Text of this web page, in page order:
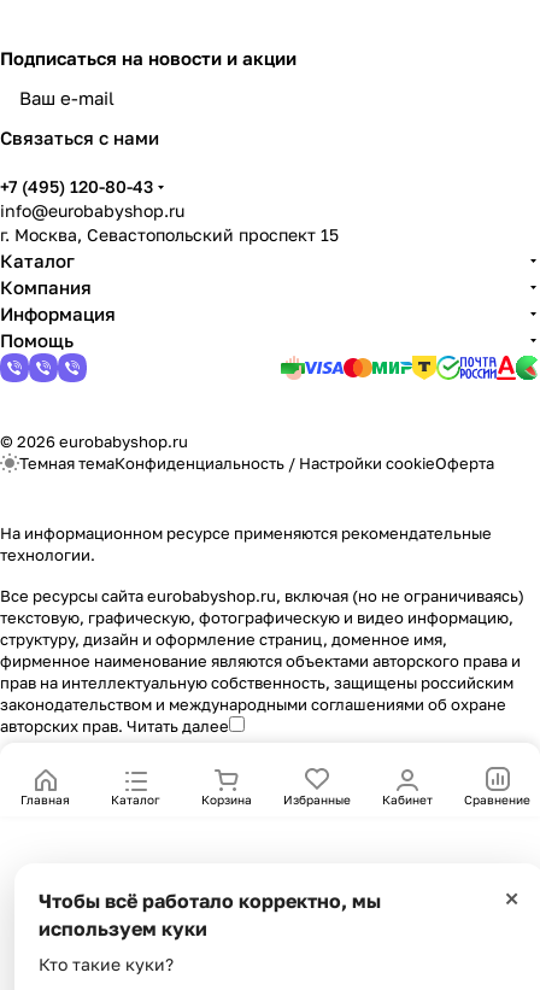
Подписаться на новости и акции
Связаться с нами
+7 (495) 120-80-43
info@eurobabyshop.ru
г. Москва, Севастопольский проспект 15
Каталог
Компания
Информация
Помощь
© 2026 eurobabyshop.ru
Темная темаКонфиденциальность / Настройки cookieОферта
На информационном ресурсе применяются рекомендательные
технологии.
Все ресурсы сайта eurobabyshop.ru, включая (но не ограничиваясь)
текстовую, графическую, фотографическую и видео информацию,
структуру, дизайн и оформление страниц, доменное имя,
фирменное наименование являются объектами авторского права и
прав на интеллектуальную собственность, защищены российским
законодательством и международными соглашениями об охране
авторских прав. Читать далее
×
Чтобы всё работало корректно, мы
используем куки
Кто такие куки?
Главная Каталог Корзина Избранные Кабинет Сравнение